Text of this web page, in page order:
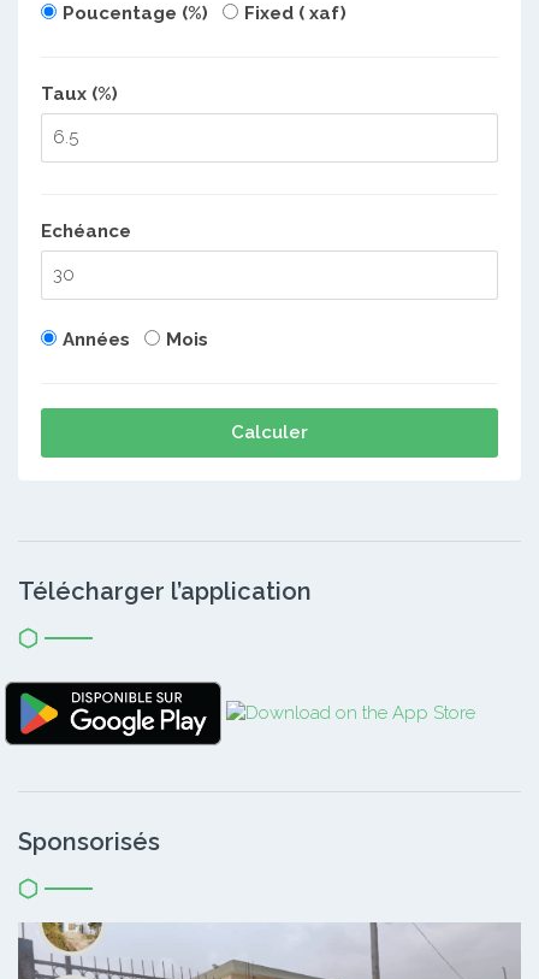
Poucentage (%) Fixed ( xaf)
Taux (%)
Echéance
Années Mois
Calculer
Télécharger l’application
Sponsorisés